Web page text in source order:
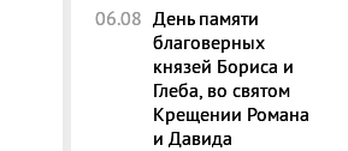
06.08 День памяти
благоверных
князей Бориса и
Глеба, во святом
Крещении Романа
и Давида